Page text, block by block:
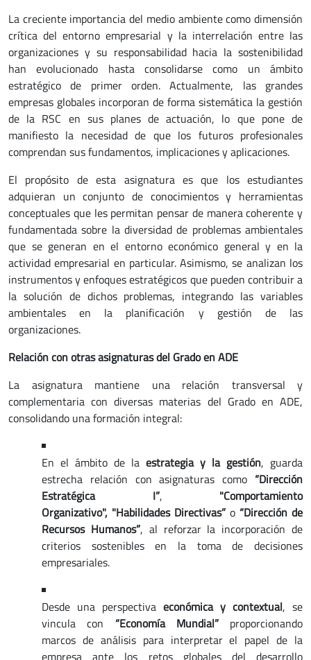
La creciente importancia del medio ambiente como dimensión
crítica del entorno empresarial y la interrelación entre las
organizaciones y su responsabilidad hacia la sostenibilidad
han evolucionado hasta consolidarse como un ámbito
estratégico de primer orden. Actualmente, las grandes
empresas globales incorporan de forma sistemática la gestión
de la RSC en sus planes de actuación, lo que pone de
manifiesto la necesidad de que los futuros profesionales
comprendan sus fundamentos, implicaciones y aplicaciones.
El propósito de esta asignatura es que los estudiantes
adquieran un conjunto de conocimientos y herramientas
conceptuales que les permitan pensar de manera coherente y
fundamentada sobre la diversidad de problemas ambientales
que se generan en el entorno económico general y en la
actividad empresarial en particular. Asimismo, se analizan los
instrumentos y enfoques estratégicos que pueden contribuir a
la solución de dichos problemas, integrando las variables
ambientales en la planificación y gestión de las
organizaciones.
Relación con otras asignaturas del Grado en ADE
La asignatura mantiene una relación transversal y
complementaria con diversas materias del Grado en ADE,
consolidando una formación integral:
En el ámbito de la estrategia y la gestión, guarda
estrecha relación con asignaturas como “Dirección
Estratégica I”, "Comportamiento
Organizativo", "Habilidades Directivas” o “Dirección de
Recursos Humanos”, al reforzar la incorporación de
criterios sostenibles en la toma de decisiones
empresariales.
Desde una perspectiva económica y contextual, se
vincula con “Economía Mundial” proporcionando
marcos de análisis para interpretar el papel de la
empresa ante los retos globales del desarrollo